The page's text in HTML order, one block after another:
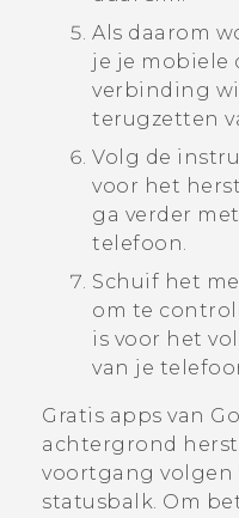
Als daarom
je je mobiele
verbinding
terugzetten
Volg de
voor het
ga verder
telefoon.
Schuif het
om te
is voor het
van je
Gratis apps van
achtergrond
voortgang volgen
statusbalk. Om